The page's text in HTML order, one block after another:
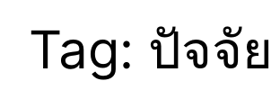
Tag: ปัจจัย